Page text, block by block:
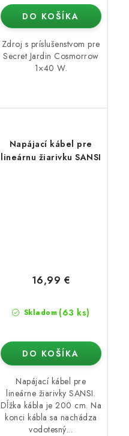
DO KOŠÍKA
Zdroj s príslušenstvom pre
Secret Jardin Cosmorrow
1×40 W.
Napájací kábel pre
lineárnu žiarivku SANSI
Skladom (63 ks)
16,99 €
DO KOŠÍKA
Napájací kábel pre
lineárne žiarivky SANSI.
Dĺžka kábla je 200 cm. Na
konci kábla sa nachádza
vodotesný...